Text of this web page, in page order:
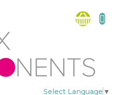
Select Language ▼
košík